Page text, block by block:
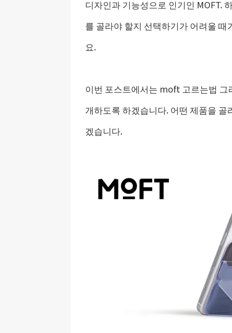
디자인과 기능성으로 인기인 MOFT.
를 골라야 할지 선택하기가 어려울
요.
이번 포스트에서는 moft 고르는법
개하도록 하겠습니다. 어떤 제품을
겠습니다.